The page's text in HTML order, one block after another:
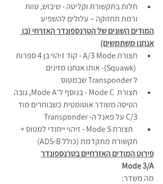
תלות בתקשורת וקליטה - שיבוש, טווח
ורמת תחזוקה – עלולים להשפיע
המודים השונים של הטרנספונדר האזרחי (בו
אנחנו משתמשים)
תצורת A/3 Mode - קוד זיהוי בן 4 ספרות
(Squawk)- אותו אנחנו מזינים
ל Transponder שבמטוס
תצורת  Mode C - בנוסף ל־Mode A, גובה
הטיסה משודר אוטומטית כשבוחרים מוד
3/C על פאנל ה- Transponder
תצורת Mode S - זיהוי ייחודי למטוס +
תקשורת מתקדמת (כולל ADS-B)
פירוט המודים האזרחיים בטרנספונדר
Mode 3/A
מה משדר: